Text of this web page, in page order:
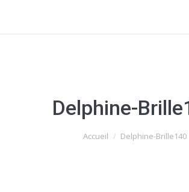
Delphine-
Accueil Delphine-Brille140